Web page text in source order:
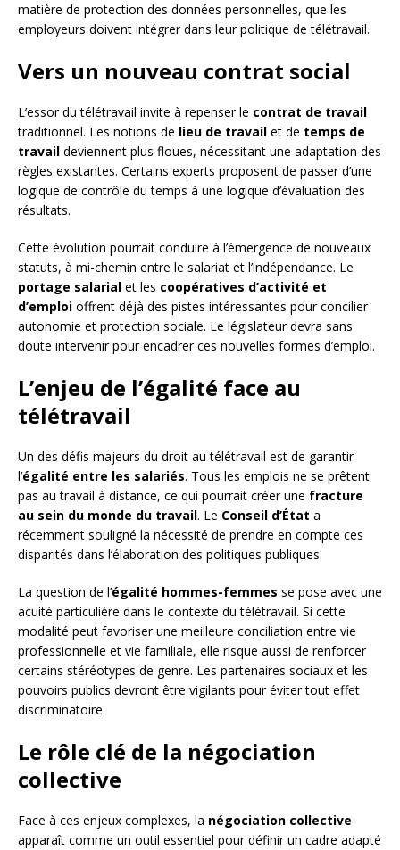
matière de protection des données personnelles, que les
employeurs doivent intégrer dans leur politique de télétravail.
Vers un nouveau contrat social
L’essor du télétravail invite à repenser le contrat de travail
traditionnel. Les notions de lieu de travail et de temps de
travail deviennent plus floues, nécessitant une adaptation des
règles existantes. Certains experts proposent de passer d’une
logique de contrôle du temps à une logique d’évaluation des
résultats.
Cette évolution pourrait conduire à l’émergence de nouveaux
statuts, à mi-chemin entre le salariat et l’indépendance. Le
portage salarial et les coopératives d’activité et
d’emploi offrent déjà des pistes intéressantes pour concilier
autonomie et protection sociale. Le législateur devra sans
doute intervenir pour encadrer ces nouvelles formes d’emploi.
L’enjeu de l’égalité face au
télétravail
Un des défis majeurs du droit au télétravail est de garantir
l’égalité entre les salariés. Tous les emplois ne se prêtent
pas au travail à distance, ce qui pourrait créer une fracture
au sein du monde du travail. Le Conseil d’État a
récemment souligné la nécessité de prendre en compte ces
disparités dans l’élaboration des politiques publiques.
La question de l’égalité hommes-femmes se pose avec une
acuité particulière dans le contexte du télétravail. Si cette
modalité peut favoriser une meilleure conciliation entre vie
professionnelle et vie familiale, elle risque aussi de renforcer
certains stéréotypes de genre. Les partenaires sociaux et les
pouvoirs publics devront être vigilants pour éviter tout effet
discriminatoire.
Le rôle clé de la négociation
collective
Face à ces enjeux complexes, la négociation collective
apparaît comme un outil essentiel pour définir un cadre adapté